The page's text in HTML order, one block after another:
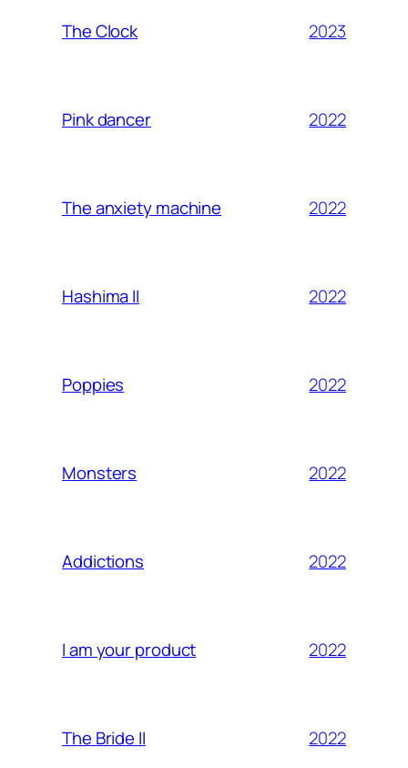
The Clock 2023
Pink dancer 2022
The anxiety machine 2022
Hashima II 2022
Poppies 2022
Monsters 2022
Addictions 2022
I am your product 2022
The Bride II 2022